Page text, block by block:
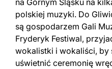
na Górnym Śląsku na
polskiej muzyki. Do
są gospodarzem Gali
Fryderyk Festiwal,
wokalistki i wokaliści, by
uświetnić ceremonię